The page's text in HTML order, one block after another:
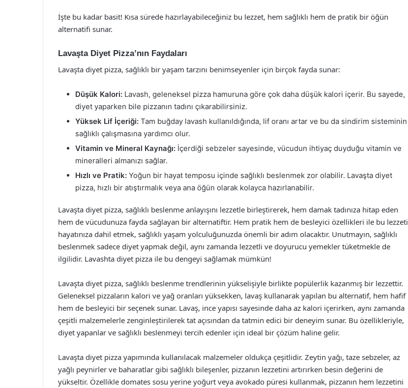
İşte bu kadar basit! Kısa sürede hazırlayabileceğiniz bu lezzet, hem sağlıklı hem de pratik bir öğün
alternatifi sunar.
Lavaşta Diyet Pizza’nın Faydaları
Lavaşta diyet pizza, sağlıklı bir yaşam tarzını benimseyenler için birçok fayda sunar:
Düşük Kalori: Lavash, geleneksel pizza hamuruna göre çok daha düşük kalori içerir. Bu sayede,
diyet yaparken bile pizzanın tadını çıkarabilirsiniz.
Yüksek Lif İçeriği: Tam buğday lavash kullanıldığında, lif oranı artar ve bu da sindirim sisteminin
sağlıklı çalışmasına yardımcı olur.
Vitamin ve Mineral Kaynağı: İçerdiği sebzeler sayesinde, vücudun ihtiyaç duyduğu vitamin ve
mineralleri almanızı sağlar.
Hızlı ve Pratik: Yoğun bir hayat temposu içinde sağlıklı beslenmek zor olabilir. Lavaşta diyet
pizza, hızlı bir atıştırmalık veya ana öğün olarak kolayca hazırlanabilir.
Lavaşta diyet pizza, sağlıklı beslenme anlayışını lezzetle birleştirerek, hem damak tadınıza hitap eden
hem de vücudunuza fayda sağlayan bir alternatiftir. Hem pratik hem de besleyici özellikleri ile bu lezzeti
hayatınıza dahil etmek, sağlıklı yaşam yolculuğunuzda önemli bir adım olacaktır. Unutmayın, sağlıklı
beslenmek sadece diyet yapmak değil, aynı zamanda lezzetli ve doyurucu yemekler tüketmekle de
ilgilidir. Lavashta diyet pizza ile bu dengeyi sağlamak mümkün!
Lavaşta diyet pizza, sağlıklı beslenme trendlerinin yükselişiyle birlikte popülerlik kazanmış bir lezzettir.
Geleneksel pizzaların kalori ve yağ oranları yüksekken, lavaş kullanarak yapılan bu alternatif, hem hafif
hem de besleyici bir seçenek sunar. Lavaş, ince yapısı sayesinde daha az kalori içerirken, aynı zamanda
çeşitli malzemelerle zenginleştirilerek tat açısından da tatmin edici bir deneyim sunar. Bu özellikleriyle,
diyet yapanlar ve sağlıklı beslenmeyi tercih edenler için ideal bir çözüm haline gelir.
Lavaşta diyet pizza yapımında kullanılacak malzemeler oldukça çeşitlidir. Zeytin yağı, taze sebzeler, az
yağlı peynirler ve baharatlar gibi sağlıklı bileşenler, pizzanın lezzetini artırırken besin değerini de
yükseltir. Özellikle domates sosu yerine yoğurt veya avokado püresi kullanmak, pizzanın hem lezzetini